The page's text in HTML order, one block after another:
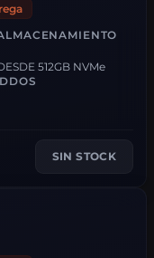
512GB NVMe
SIN STOCK